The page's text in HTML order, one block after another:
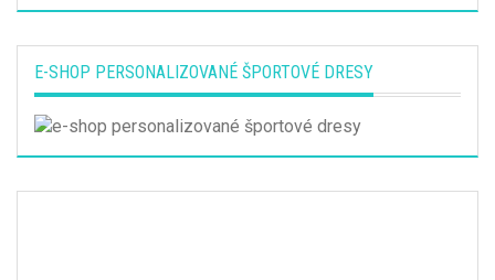
E-SHOP PERSONALIZOVANÉ ŠPORTOVÉ DRESY